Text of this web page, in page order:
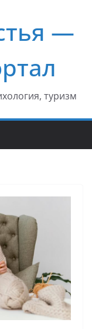
—
туризм